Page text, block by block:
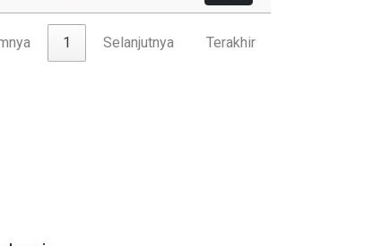
1 Selanjutnya Terakhir